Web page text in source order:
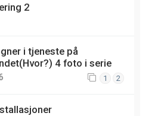
2
i tjeneste på
4 foto i serie
1 2